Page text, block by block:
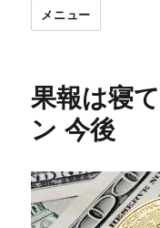
メニュー
果報は寝
ン 今後